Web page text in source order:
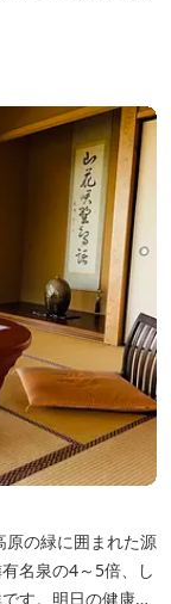
原の緑に囲まれた源
名泉の4～5倍、し
す。明日の健康